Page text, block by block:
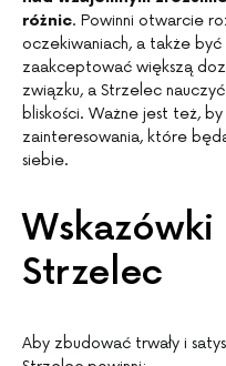
różnic. Powinni otwarcie
oczekiwaniach, a także
zaakceptować większą
związku, a Strzelec
bliskości. Ważne jest też,
zainteresowania, które
siebie.
Strzelec
Aby zbudować trwały i